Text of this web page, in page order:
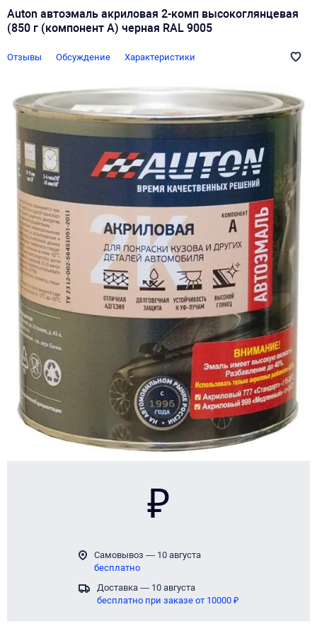
Auton автоэмаль акриловая 2-комп высокоглянцевая
(850 г (компонент А) черная RAL 9005
Отзывы Обсуждение Характеристики
₽
Самовывоз — 10 августа
бесплатно
Доставка — 10 августа
бесплатно при заказе от 10000 ₽